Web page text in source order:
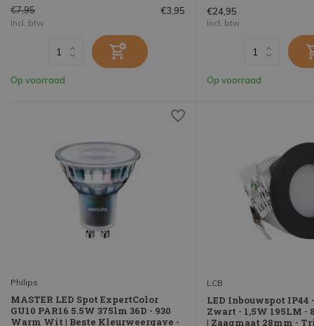
€7,95 €3,95
Incl. btw
Op voorraad
€24,95
Incl. btw
Op voorraad
Philips
MASTER LED Spot ExpertColor
GU10 PAR16 5.5W 375lm 36D - 930
Warm Wit | Beste Kleurweergave -
LCB
LED Inbouwspot
Zwart - 1,5W 195LM -
| Zaagmaat 28mm -